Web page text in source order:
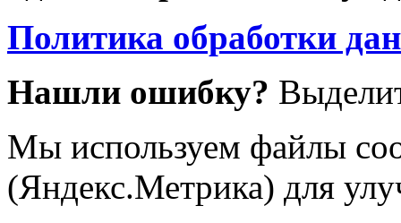
Политика обработки
Нашли ошибку?
Мы используем файлы
(Яндекс.Метрика) для